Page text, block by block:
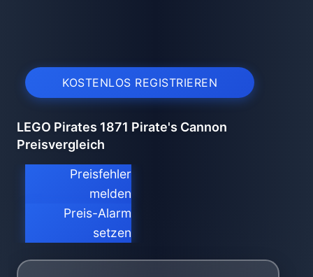
KOSTENLOS REGISTRIEREN
LEGO Pirates 1871 Pirate's Cannon
Preisvergleich
Preisfehler
melden
Preis-Alarm
setzen